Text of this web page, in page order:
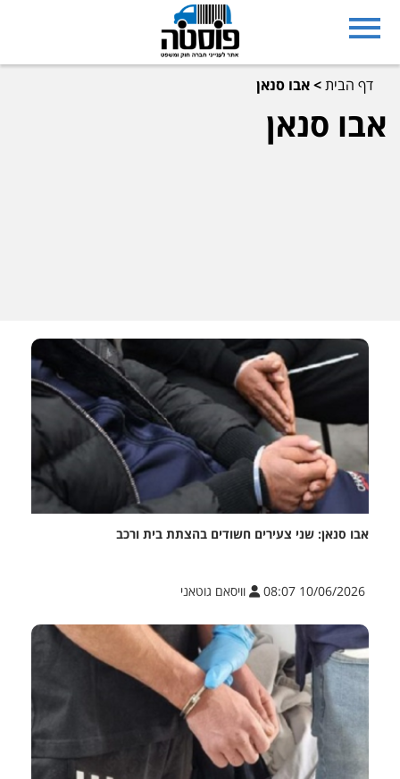
דף הבית>אבו סנאן
אבו סנאן
אבו סנאן: שני צעירים חשודים בהצתת בית ורכב
10/06/2026 08:07 וויסאם גוטאני